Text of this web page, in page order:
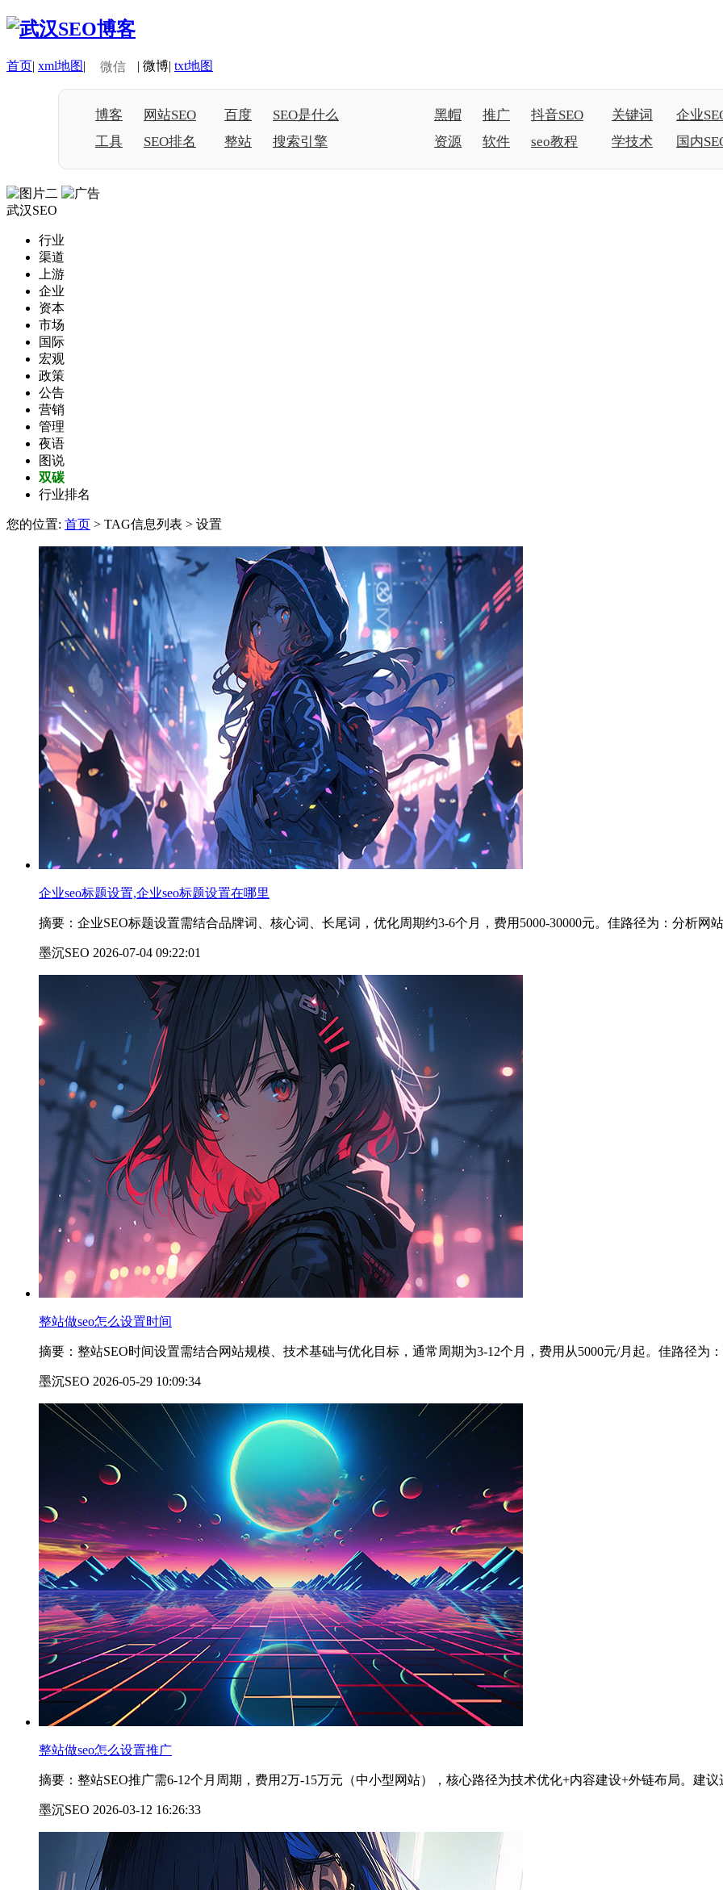
首页| xml地图| 微信 | 微博| txt地图
博客 网站SEO 百度
SEO是什么
工具
SEO排名 整站 搜索引擎
黑帽 推广 抖音SEO 关键词
企业
资源
软件 seo教程 学技术 国内
武汉SEO
行业
渠道
上游
企业
资本
市场
国际
宏观
政策
公告
营销
管理
夜语
图说
双碳
行业排名
您的位置: 首页 > TAG信息列表 > 设置
企业seo标题设置,企业seo标题设置在哪里
摘要：企业SEO标题设置需结合品牌词、核心词、长尾词，优化周期约3-6个月，费用5000-30000元。佳路径为：分析网
墨沉SEO 2026-07-04 09:22:01
整站做seo怎么设置时间
摘要：整站SEO时间设置需结合网站规模、技术基础与优化目标，通常周期为3-12个月，费用从5000元/月起。佳路径为
墨沉SEO 2026-05-29 10:09:34
整站做seo怎么设置推广
摘要：整站SEO推广需6-12个月周期，费用2万-15万元（中小型网站），核心路径为技术优化+内容建设+外链布局。建议
墨沉SEO 2026-03-12 16:26:33